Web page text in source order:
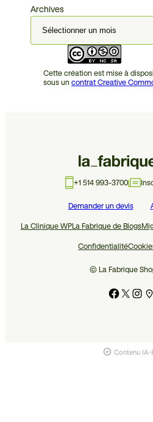
Archives
Cette création est mise à
sous un contrat Creative
+1 514 993-3700
Demander un devis
La Clinique WPLa Fabrique de Blogs
Confidentialité
© La Fabrique
Contenu IA-